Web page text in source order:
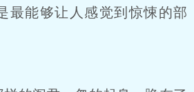
最能够让人感觉到惊悚的部